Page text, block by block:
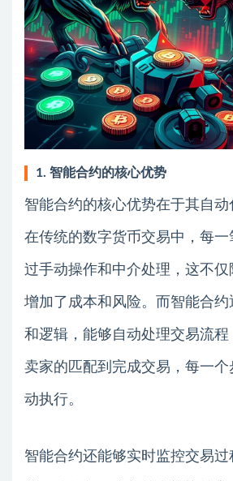
1. 智能合约的核心优势
智能合约的核心优势在于其自动
在传统的数字货币交易中，每一
过手动操作和中介处理，这不
增加了成本和风险。而智能合约
和逻辑，能够自动处理交易流程
卖家的匹配到完成交易，每一个
动执行。
智能合约还能够实时监控交易过